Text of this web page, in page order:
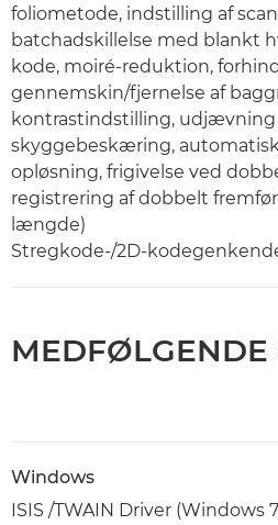
foliometode, indstilling af
batchadskillelse med blankt
kode, moiré-reduktion,
gennemskin/fjernelse af
kontrastindstilling, udjævning
skyggebeskæring,
opløsning, frigivelse ved
registrering af dobbelt
længde)
Stregkode-/2D-
MEDFØLGENDE
Windows
ISIS /TWAIN Driver (Windows